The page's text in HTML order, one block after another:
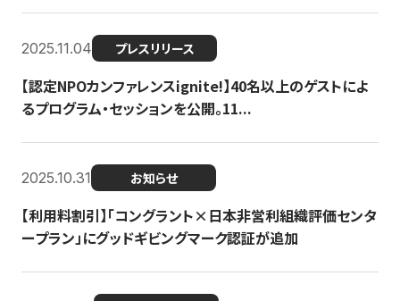
2025.11.04 プレスリリース
【認定NPOカンファレンスignite!】40名以上のゲストによ
るプログラム・セッションを公開。11...
2025.10.31 お知らせ
【利用料割引】「コングラント×日本非営利組織評価センタ
ープラン」にグッドギビングマーク認証が追加